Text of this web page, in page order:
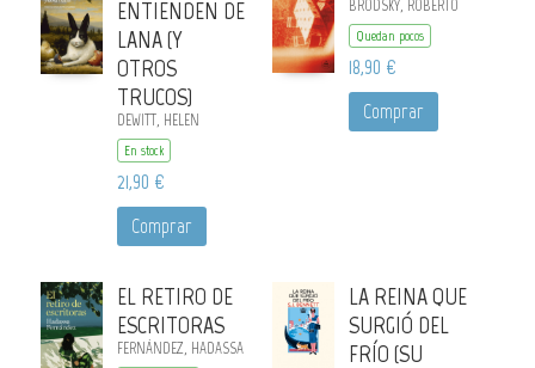
ENTIENDEN DE
LANA (Y
OTROS
TRUCOS)
DEWITT, HELEN
En stock
21,90 €
Comprar
BRODSKY, ROBERTO
Quedan pocos
18,90 €
Comprar
EL RETIRO DE
ESCRITORAS
FERNÁNDEZ, HADASSA
LA REINA QUE
SURGIÓ DEL
FRÍO (SU